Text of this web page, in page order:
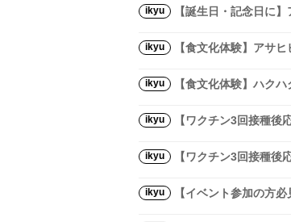
ikyu 【誕生日・記念日に
ikyu 【食文化体験】アサ
ikyu 【食文化体験】ハク
ikyu 【ワクチン3回接種後
ikyu 【ワクチン3回接種後
ikyu 【イベント参加の方